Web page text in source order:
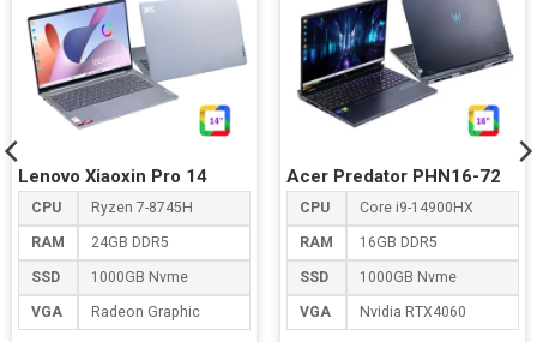
Lenovo Xiaoxin Pro 14
CPU Ryzen 7-8745H
RAM 24GB DDR5
SSD 1000GB Nvme
VGA Radeon Graphic
Acer Predator PHN16-72
CPU Core i9-14900HX
RAM 16GB DDR5
SSD 1000GB Nvme
VGA Nvidia RTX4060